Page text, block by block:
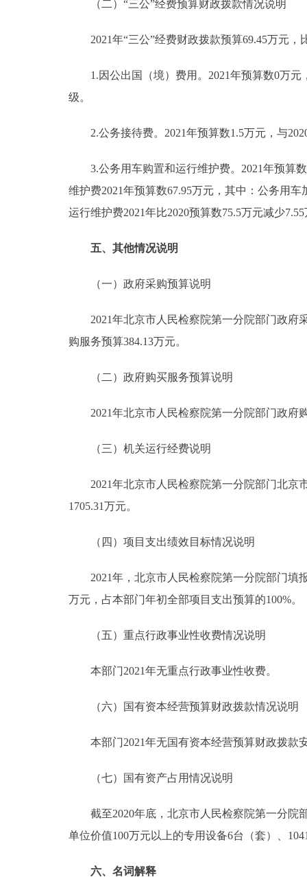
（二）“三公”经费预算财政拨款情况说明
2021年“三公”经费财政拨款预算69.45万元，
1.因公出国（境）费用。2021年预算数0万元
级。
2.公务接待费。2021年预算数1.5万元，与
3.公务用车购置和运行维护费。2021年预算数
维护费2021年预算数67.95万元，其中：公务用
运行维护费2021年比2020预算数75.5万元减少
五、其他情况说明
（一）政府采购预算说明
2021年北京市人民检察院第一分院部门政府采
购服务预算384.13万元。
（二）政府购买服务预算说明
2021年北京市人民检察院第一分院部门政府购
（三）机关运行经费说明
2021年北京市人民检察院第一分院部门北京
1705.31万元。
（四）项目支出绩效目标情况说明
2021年，北京市人民检察院第一分院部门填报
万元，占本部门年初全部项目支出预算的100%。
（五）重点行政事业性收费情况说明
本部门2021年无重点行政事业性收费。
（六）国有资本经营预算财政拨款情况说明
本部门2021年无国有资本经营预算财政拨款
（七）国有资产占用情况说明
截至2020年底，北京市人民检察院第一分院部
单位价值100万元以上的专用设备6台（套）、
六、名词解释